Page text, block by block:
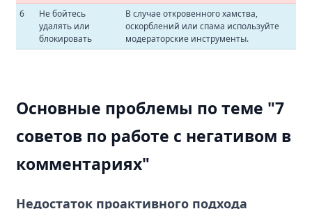
6
Не бойтесь
удалять или
блокировать
В случае откровенного хамства,
оскорблений или спама используйте
модераторские инструменты.
Основные проблемы по теме "7
советов по работе с негативом в
комментариях"
Недостаток проактивного подхода